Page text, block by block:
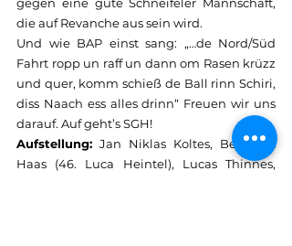
die auf Revanche aus sein wird.
Und wie BAP einst sang: „…de Nord/Süd
Fahrt ropp un raff un dann om Rasen krüzz
und quer, komm schieß de Ball rinn Schiri,
diss Naach ess alles drinn“ Freuen wir uns
darauf. Auf geht’s SGH!
Aufstellung: Jan Niklas Koltes, Benedikt
Haas (46. Luca Heintel), Lucas Thinnes,